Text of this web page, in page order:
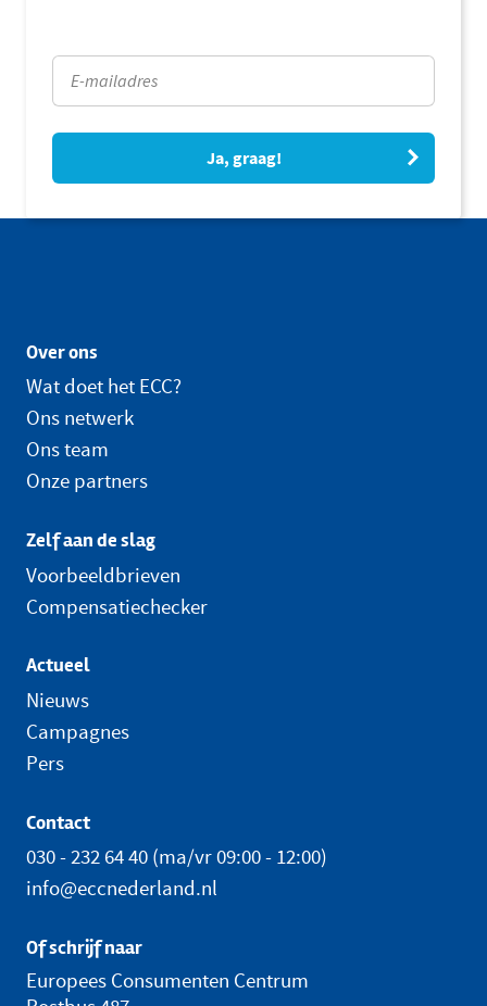
Ja, graag!
Over ons
Wat doet het ECC?
Ons netwerk
Ons team
Onze partners
Zelf aan de slag
Voorbeeldbrieven
Compensatiechecker
Actueel
Nieuws
Campagnes
Pers
Contact
030 - 232 64 40 (ma/vr 09:00 - 12:00)
info@eccnederland.nl
Of schrijf naar
Europees Consumenten Centrum